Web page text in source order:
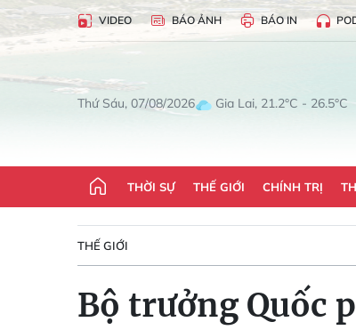
VIDEO BÁO ẢNH BÁO IN
Thứ Sáu, 07/08/2026 Gia Lai, 21.2°C - 26.5°C
THỜI SỰ THẾ GIỚI CHÍNH TRỊ
THẾ GIỚI
Bộ trưởng Quốc